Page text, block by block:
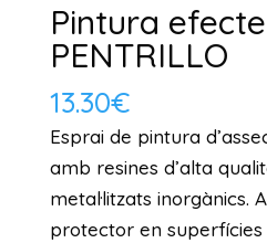
Pintura
PENTRILLO
13.30€
Esprai de pintura
amb resines d’alta
metal·litzats inorgànics.
protector en superfícies